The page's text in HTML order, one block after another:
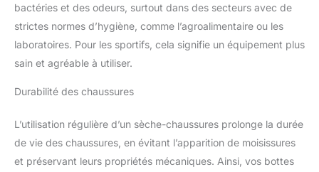
bactéries et des odeurs, surtout dans des secteurs avec de
strictes normes d’hygiène, comme l’agroalimentaire ou les
laboratoires. Pour les sportifs, cela signifie un équipement plus
sain et agréable à utiliser.
Durabilité des chaussures
L’utilisation régulière d’un sèche-chaussures prolonge la durée
de vie des chaussures, en évitant l’apparition de moisissures
et préservant leurs propriétés mécaniques. Ainsi, vos bottes